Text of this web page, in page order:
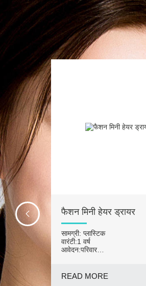
घरेलू
फैशन मिनी हेयर ड्रायर
सामग्री: प्लास्टिक
वारंटी:1 वर्ष
आवेदन:परिवार
READ MORE